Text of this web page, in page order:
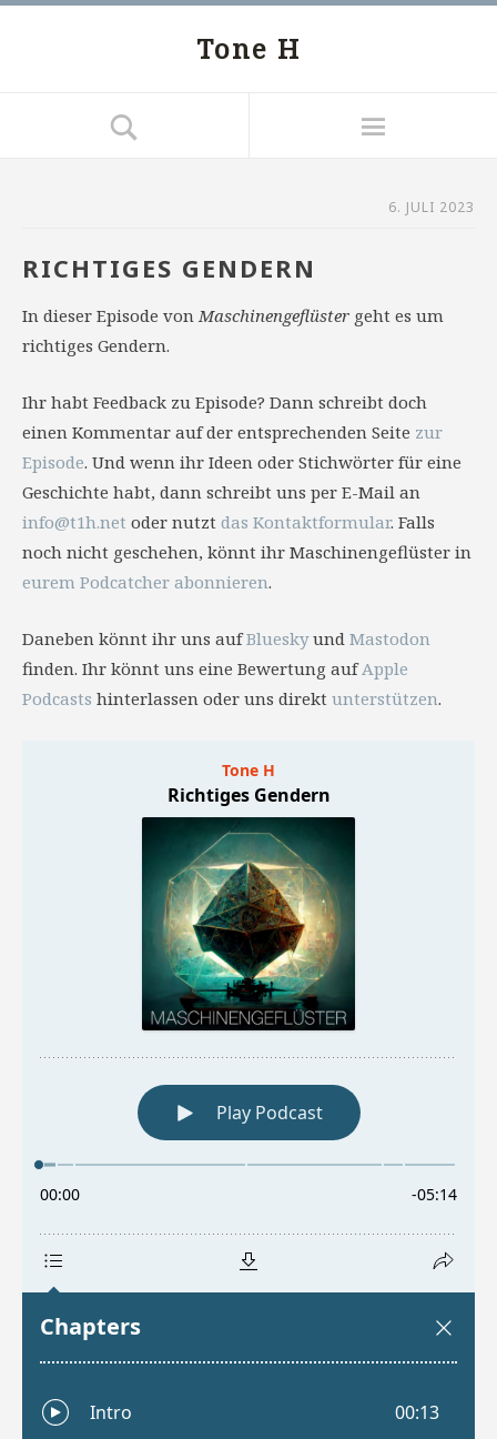
Tone H
6. JULI 2023
RICHTIGES GENDERN
In dieser Episode vonMaschinengeflüster geht es um
richtiges Gendern.
Ihr habt Feedback zu Episode? Dann schreibt doch
einen Kommentar auf der entsprechenden Seite zur
Episode. Und wenn ihr Ideen oder Stichwörter für eine
Geschichte habt, dann schreibt uns per E-Mail an
info@t1h.net oder nutzt das Kontaktformular. Falls
noch nicht geschehen, könnt ihr Maschinengeflüster in
eurem Podcatcher abonnieren.
Daneben könnt ihr uns aufBlueskyund Mastodon
finden. Ihr könnt uns eine Bewertung aufApple
Podcasts hinterlassen oder uns direkt unterstützen.